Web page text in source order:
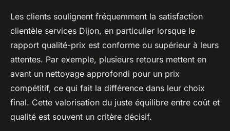
Les clients soulignent fréquemment la satisfaction
clientèle services Dijon, en particulier lorsque le
rapport qualité-prix est conforme ou supérieur à leurs
attentes. Par exemple, plusieurs retours mettent en
avant un nettoyage approfondi pour un prix
compétitif, ce qui fait la différence dans leur choix
final. Cette valorisation du juste équilibre entre coût et
qualité est souvent un critère décisif.